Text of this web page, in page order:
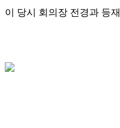
이 당시 회의장 전경과 등